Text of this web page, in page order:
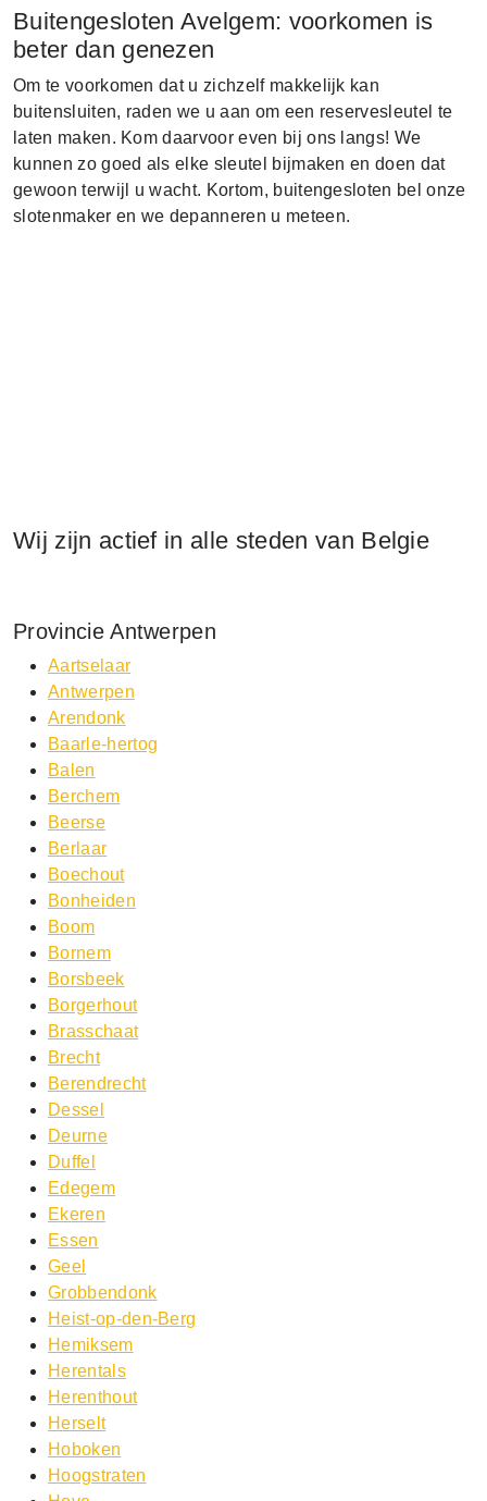
Buitengesloten Avelgem: voorkomen is
beter dan genezen
Om te voorkomen dat u zichzelf makkelijk kan
buitensluiten, raden we u aan om een reservesleutel te
laten maken. Kom daarvoor even bij ons langs! We
kunnen zo goed als elke sleutel bijmaken en doen dat
gewoon terwijl u wacht. Kortom, buitengesloten bel onze
slotenmaker en we depanneren u meteen.
Wij zijn actief in alle steden van Belgie
Provincie Antwerpen
Aartselaar
Antwerpen
Arendonk
Baarle-hertog
Balen
Berchem
Beerse
Berlaar
Boechout
Bonheiden
Boom
Bornem
Borsbeek
Borgerhout
Brasschaat
Brecht
Berendrecht
Dessel
Deurne
Duffel
Edegem
Ekeren
Essen
Geel
Grobbendonk
Heist-op-den-Berg
Hemiksem
Herentals
Herenthout
Herselt
Hoboken
Hoogstraten